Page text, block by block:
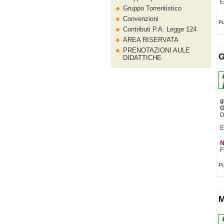
Gruppo Torrentistico
Convenzioni
Contributi P.A. Legge 124
AREA RISERVATA
PRENOTAZIONI AULE
DIDATTICHE